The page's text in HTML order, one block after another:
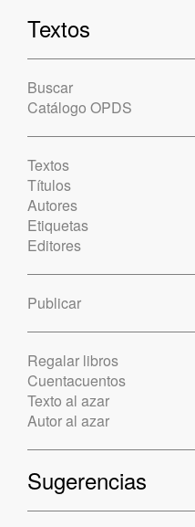
Textos
Buscar
Catálogo OPDS
Textos
Títulos
Autores
Etiquetas
Editores
Publicar
Regalar libros
Cuentacuentos
Texto al azar
Autor al azar
Sugerencias